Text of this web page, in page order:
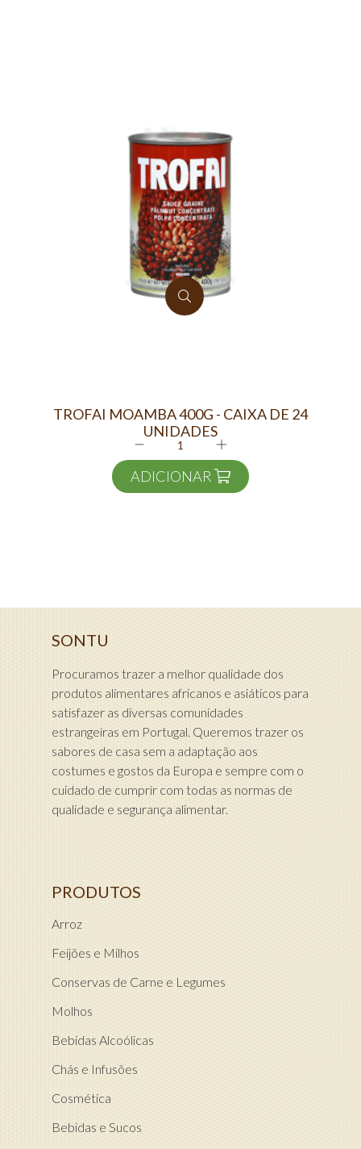
TROFAI MOAMBA 400G - CAIXA DE 24
UNIDADES
ADICIONAR
SONTU
Procuramos trazer a melhor qualidade dos
produtos alimentares africanos e asiáticos para
satisfazer as diversas comunidades
estrangeiras em Portugal. Queremos trazer os
sabores de casa sem a adaptação aos
costumes e gostos da Europa e sempre com o
cuidado de cumprir com todas as normas de
qualidade e segurança alimentar.
PRODUTOS
Arroz
Feijões e Milhos
Conservas de Carne e Legumes
Molhos
Bebidas Alcoólicas
Chás e Infusões
Cosmética
Bebidas e Sucos